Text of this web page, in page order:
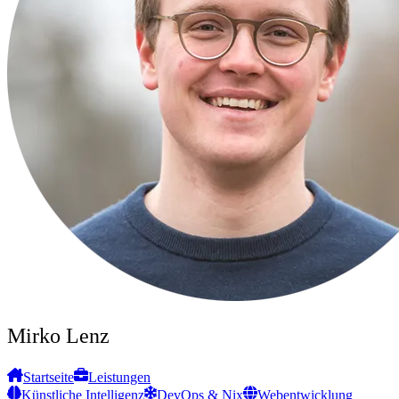
Mirko Lenz
Startseite
Leistungen
Künstliche Intelligenz
DevOps & Nix Webentwicklung